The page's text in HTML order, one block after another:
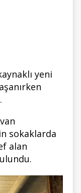
yeni
sokaklarda
alan